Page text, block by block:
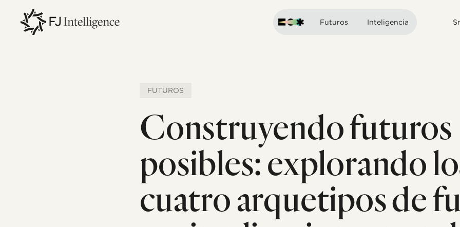
content
Futuros Inteligencia
FUTUROS
Construyendo futuros
posibles: explorando
cuatro arquetipos de